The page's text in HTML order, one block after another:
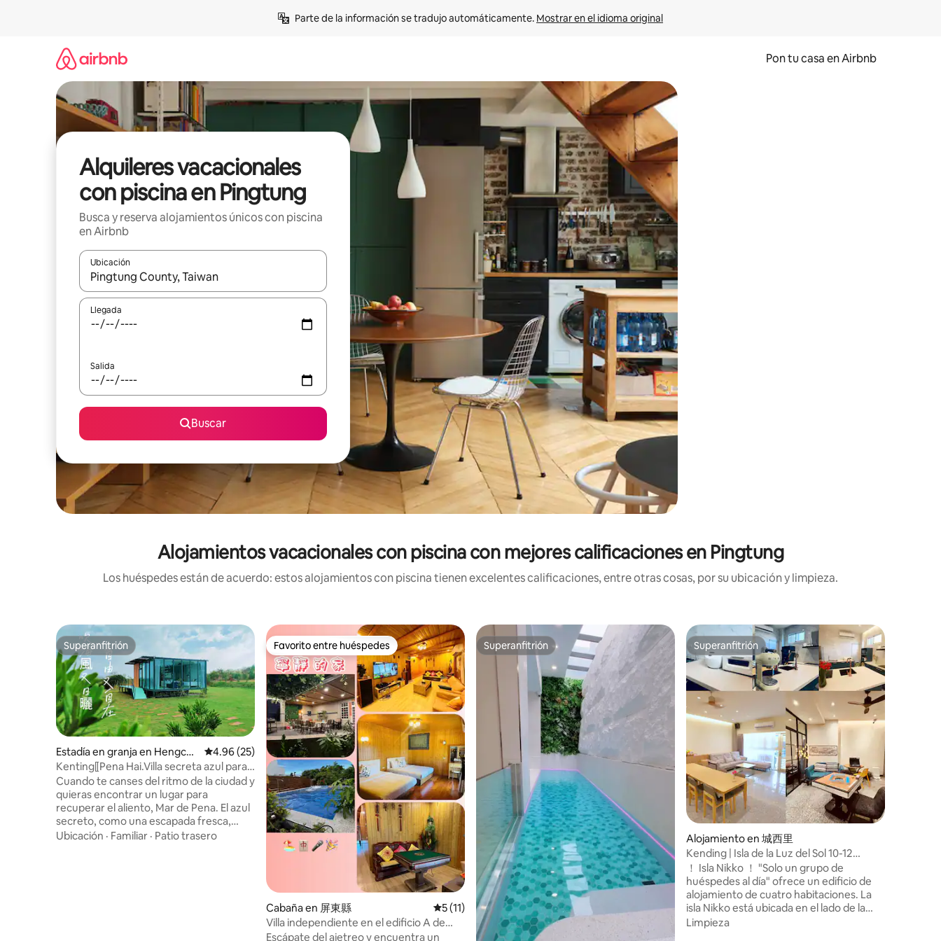
Parte de la información se tradujo automáticamente. Mostrar en el idioma original
Pon tu casa en Airbnb
Alquileres vacacionales
con piscina en Pingtung
Busca y reserva alojamientos únicos con piscina
en Airbnb
Ubicación
Cuando los resultados estén disponibles, navega con las teclas de flecha hacia arriba y hacia abajo o explora con el tacto o desliza el dedo.
Llegada
Salida
Buscar
Alojamientos vacacionales con piscina con mejores calificaciones en Pingtung
Los huéspedes están de acuerdo: estos alojamientos con piscina tienen excelentes calificaciones, entre otras cosas, por su ubicación y limpieza.
Superanfitrión
Superanfitrión
Estadía en granja en Hengchu
n
Calificación promedio: 4.96 de 5, 25 reseñas
4.96 (25)
Kenting⟦Pena Hai.Villa secreta azul para
dos personas en Kenting | Se admiten
mascotas, piscina privada, barbacoa, sol
tropical - Tarjeta de viaje nacional
Cuando te canses del ritmo de la ciudad y
quieras encontrar un lugar para
recuperar el aliento, Mar de Pena. El azul
secreto, como una escapada fresca,
silencioso esperando a que lo descubras.
Ubicación · Familiar · Patio trasero
Favorito entre huéspedes
Favorito entre huéspedes
Cabaña en 屏東縣 Calificación promedio: 5 de 5, 11 reseñas
5 (11)
Villa independiente en el edificio A de
Ningjing de la casa con espacio e
Escápate del ajetreo y encuentra un
Superanfitrión
Superanfitrión Superanfitrión
Superanfitrión
Alojamiento en 城西里
Kending | Isla de la Luz del Sol 10-12
personas B&B privado
！ Isla Nikko ！ "Solo un grupo de
huéspedes al día" ofrece un edificio de
alojamiento de cuatro habitaciones. La
isla Nikko está ubicada en el lado de la
antigua ciudad de Hengchun, junto a
Limpieza